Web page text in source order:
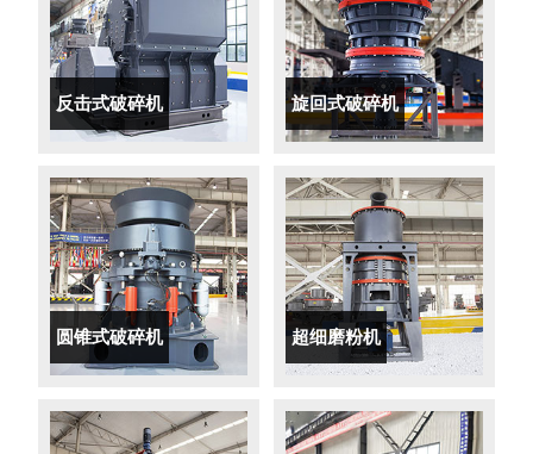
反击式破碎机 旋回式破碎机
圆锥式破碎机 超细磨粉机